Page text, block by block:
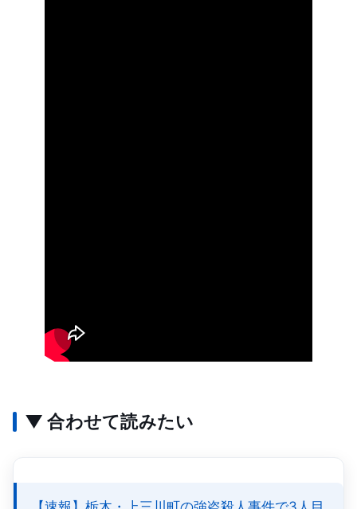
▼ 合わせて読みたい